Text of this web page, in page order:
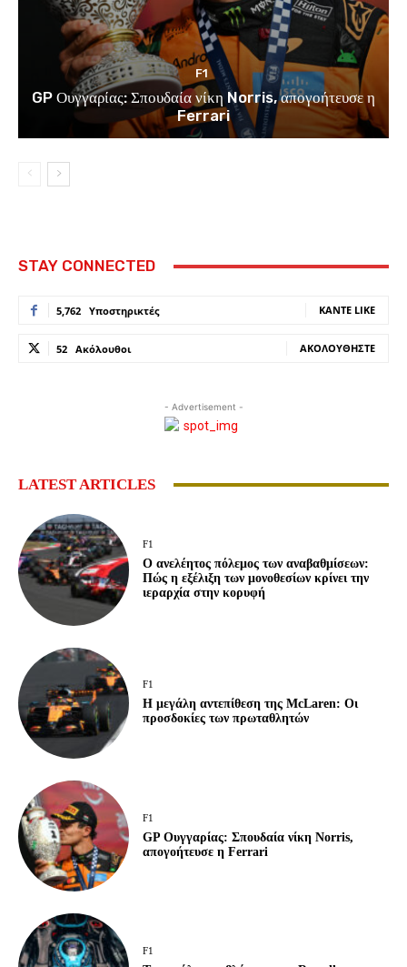
F1
GP Ουγγαρίας: Σπουδαία νίκη Norris, απογοήτευσε η
Ferrari
STAY CONNECTED
5,762 Υποστηρικτές ΚΆΝΤΕ LIKE
52 Ακόλουθοι ΑΚΟΛΟΥΘΉΣΤΕ
- Advertisement -
LATEST ARTICLES
F1
Ο ανελέητος πόλεμος των αναβαθμίσεων:
Πώς η εξέλιξη των μονοθεσίων κρίνει την
ιεραρχία στην κορυφή
F1
Η μεγάλη αντεπίθεση της McLaren: Οι
προσδοκίες των πρωταθλητών
F1
GP Ουγγαρίας: Σπουδαία νίκη Norris,
απογοήτευσε η Ferrari
F1